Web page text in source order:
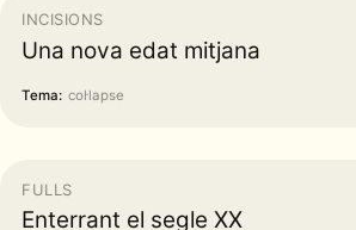
INCISIONS
Una nova edat mitjana
Tema: col·lapse
FULLS
Enterrant el segle XX